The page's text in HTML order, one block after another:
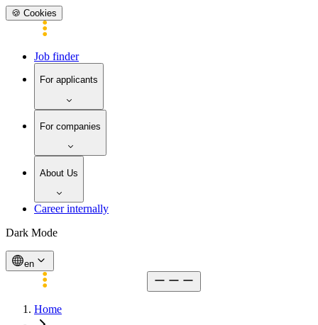
🍪 Cookies
Job finder
For applicants
For companies
About Us
Career internally
Dark Mode
en
Home